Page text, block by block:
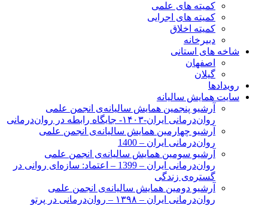
کمیته های علمی
کمیته های اجرایی
کمیته اخلاق
دبیرخانه
شاخه های استانی
اصفهان
گیلان
رویدادها
سایت همایش سالیانه
آرشیو پنجمین همایش سالیانه‌ی انجمن علمی
روان‌درمانی ایران-۱۴۰۳- جایگاه رابطه در روان‌درمانی
آرشیو چهارمین همایش سالیانه‌ی انجمن علمی
روان‌درمانی ایران – 1400
آرشیو سومین همایش سالیانه‌ی انجمن علمی
روان‌درمانی ایران – 1399 – اعتماد: سازه‌ای روانی در
گستره‌ی زندگی
آرشیو دومین همایش سالیانه‌ی انجمن علمی
روان‌درمانی ایران – ۱۳۹۸ – روان‌درمانی در پرتو